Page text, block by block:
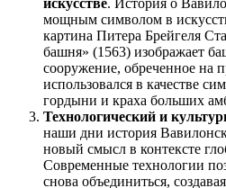
искусстве. История о
мощным символом в
картина Питера Брейгеля
башня» (1563) изображает
сооружение, обреченное на
использовался в качестве
гордыни и краха больших
Технологический и
наши дни история
новый смысл в контексте
Современные технологии
снова объединиться,